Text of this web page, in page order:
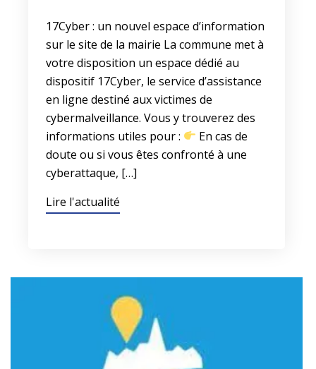
17Cyber : un nouvel espace d’information
sur le site de la mairie La commune met à
votre disposition un espace dédié au
dispositif 17Cyber, le service d’assistance
en ligne destiné aux victimes de
cybermalveillance. Vous y trouverez des
informations utiles pour :
En cas de
doute ou si vous êtes confronté à une
cyberattaque, […]
Lire l'actualité